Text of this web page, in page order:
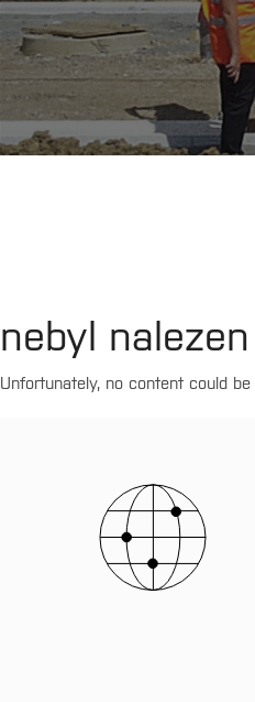
nebyl
Unfortunately, no content could